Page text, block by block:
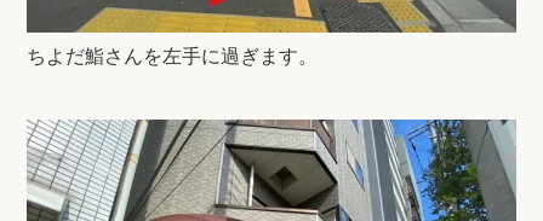
ちよだ鮨さんを左手に過ぎます。